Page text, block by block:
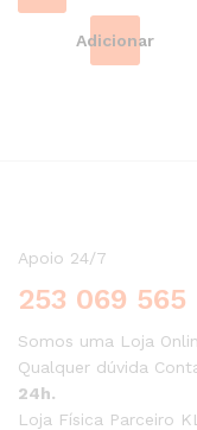
Adicionar
Apoio 24/7
253 069 565
Somos uma Loja
Qualquer dúvida
24h.
Loja Física Parceiro